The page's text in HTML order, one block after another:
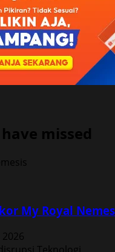
missed
My Royal
2026